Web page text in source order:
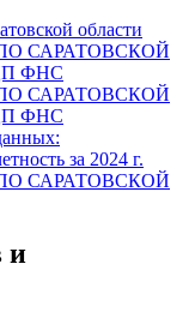
области
САРАТОВСКОЙ
ФНС
САРАТОВСКОЙ
ФНС
за 2024 г.
САРАТОВСКОЙ
и